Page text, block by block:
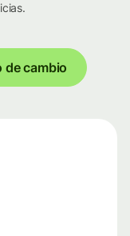
de cambio